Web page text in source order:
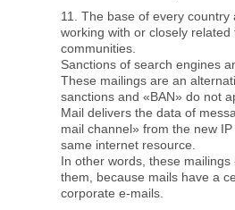
11. The base of every
working with or closely
communities.
Sanctions of search engines
These mailings are an
sanctions and «BAN» do not
Mail delivers the data of
mail channel» from the new
same internet resource.
In other words, these
them, because mails have a
corporate e-mails.